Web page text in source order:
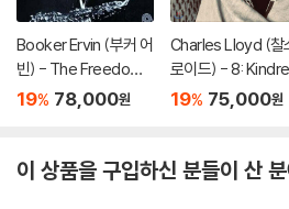
Booker Ervin (부커 어
빈) - The Freedom
Book [LP]
19% 78,000원
Charles Lloyd (찰
로이드) - 8:
Spirits, Live From
19% 75,000원
이 상품을 구입하신 분들이 산